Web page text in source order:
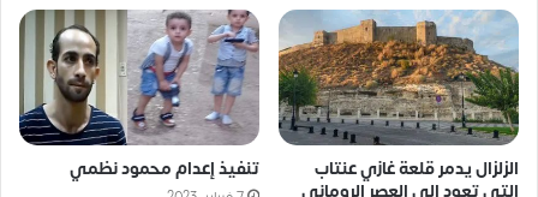
الزلزال يدمر قلعة غازي عنتاب
تنفيذ إعدام محمود نظمي